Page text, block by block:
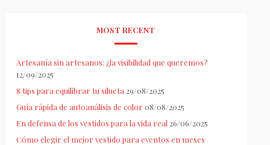
MOST RECENT
Artesanía sin artesanos: ¿la visibilidad que queremos?
12/09/2025
8 tips para equilibrar tu silueta 29/08/2025
Guía rápida de autoanálisis de color 08/08/2025
En defensa de los vestidos para la vida real 26/06/2025
Cómo elegir el mejor vestido para eventos en meses